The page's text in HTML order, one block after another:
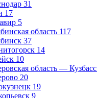
31
17
5
область 117
37
14
10
область — Кузбасс
20
19
9